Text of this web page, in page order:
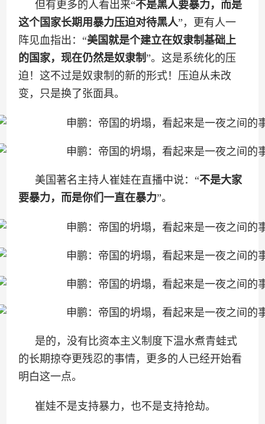
但有更多的人看出来“不是黑人要暴力，而是
这个国家长期用暴力压迫对待黑人”，更有人一
阵见血指出：“美国就是个建立在奴隶制基础上
的国家，现在仍然是奴隶制”。这是系统化的压
迫！这不过是奴隶制的新的形式！压迫从未改
变，只是换了张面具。
美国著名主持人崔娃在直播中说：“不是大家
要暴力，而是你们一直在暴力”。
是的，没有比资本主义制度下温水煮青蛙式
的长期掠夺更残忍的事情，更多的人已经开始看
明白这一点。
崔娃不是支持暴力，也不是支持抢劫。